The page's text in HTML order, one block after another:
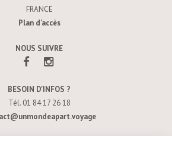
FRANCE
Plan d'accès
NOUS SUIVRE
BESOIN D'INFOS ?
Tél. 01 84 17 26 18